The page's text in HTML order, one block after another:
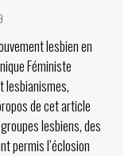
lesbien en
Féministe
lesbianismes,
de cet article
lesbiens, des
permis l’éclosion